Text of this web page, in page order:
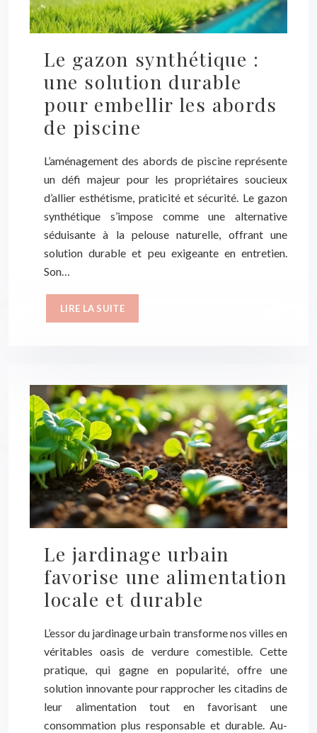
Le gazon synthétique :
une solution durable
pour embellir les abords
de piscine
L’aménagement des abords de piscine représente
un défi majeur pour les propriétaires soucieux
d’allier esthétisme, praticité et sécurité. Le gazon
synthétique s’impose comme une alternative
séduisante à la pelouse naturelle, offrant une
solution durable et peu exigeante en entretien.
Son…
LIRE LA SUITE
Le jardinage urbain
favorise une alimentation
locale et durable
L’essor du jardinage urbain transforme nos villes en
véritables oasis de verdure comestible. Cette
pratique, qui gagne en popularité, offre une
solution innovante pour rapprocher les citadins de
leur alimentation tout en favorisant une
consommation plus responsable et durable. Au-